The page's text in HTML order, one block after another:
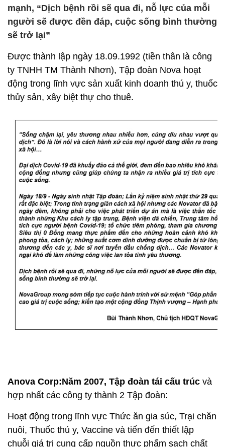
mạnh, “Dịch bệnh rồi sẽ qua đi, nỗ lực của mỗi
người sẽ được đền đáp, cuộc sống bình thường
sẽ trở lại”
Được thành lập ngày 18.09.1992 (tiền thân là công
ty TNHH TM Thành Nhơn), Tập đoàn Nova hoạt
động trong lĩnh vực sản xuất kinh doanh thú y, thuốc
thủy sản, xây biệt thự cho thuê.
Anova Corp:Năm 2007, Tập đoàn tái cấu trúc và
hợp nhất các công ty thành 2 Tập đoàn:
Hoạt động trong lĩnh vực Thức ăn gia súc, Trại chăn
nuôi, Thuốc thú y, Vaccine và tiến đến thiết lập
chuỗi giá trị cung cấp nguồn thực phẩm sạch chất